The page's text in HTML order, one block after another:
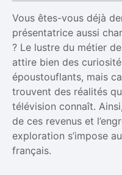
Vous êtes-vous déjà
présentatrice aussi
? Le lustre du métier
attire bien des
époustouflants, mais
trouvent des réalités
télévision connaît.
de ces revenus et
exploration s’impose
français.